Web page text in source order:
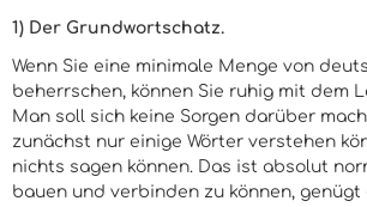
1) Der Grundwortschatz.
Wenn Sie eine minimale Menge von
beherrschen, können Sie ruhig mit dem
Man soll sich keine Sorgen darüber
zunächst nur einige Wörter verstehen
nichts sagen können. Das ist absolut
bauen und verbinden zu können, genügt